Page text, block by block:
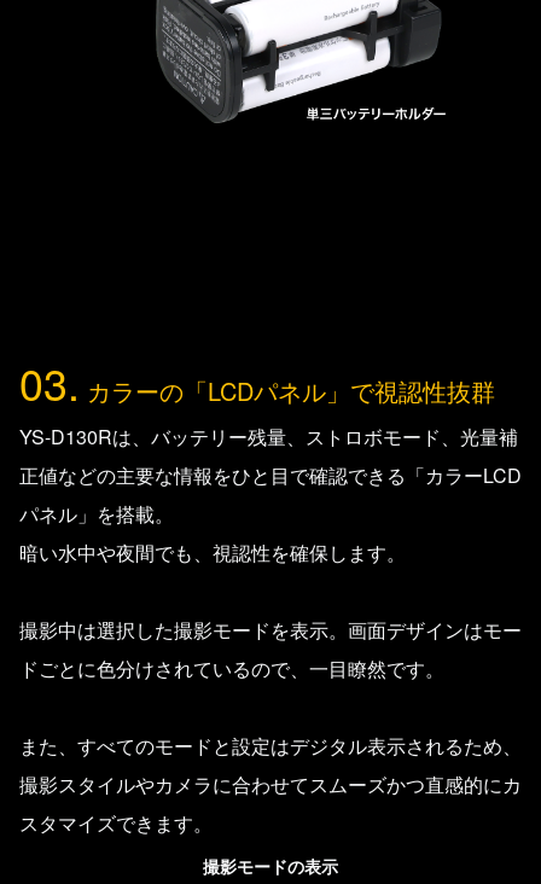
03. カラーの「LCDパネル」で視認性抜群
YS-D130Rは、バッテリー残量、ストロボモード、光量補
正値などの主要な情報をひと目で確認できる「カラーLCD
パネル」を搭載。
暗い水中や夜間でも、視認性を確保します。
撮影中は選択した撮影モードを表示。画面デザインはモー
ドごとに色分けされているので、一目瞭然です。
また、すべてのモードと設定はデジタル表示されるため、
撮影スタイルやカメラに合わせてスムーズかつ直感的にカ
スタマイズできます。
撮影モードの表示